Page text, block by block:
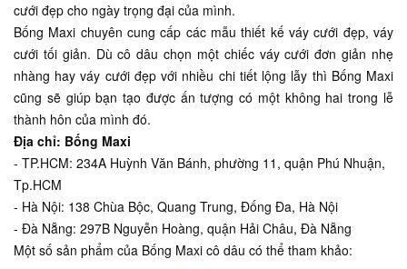
cưới đẹp cho ngày trọng đại của mình.
Bống Maxi chuyên cung cấp các mẫu thiết kế váy cưới đẹp, váy
cưới tối giản. Dù cô dâu chọn một chiếc váy cưới đơn giản nhẹ
nhàng hay váy cưới đẹp với nhiều chi tiết lộng lẫy thì Bống Maxi
cũng sẽ giúp bạn tạo được ấn tượng có một không hai trong lễ
thành hôn của mình đó.
Địa chỉ: Bống Maxi
- TP.HCM: 234A Huỳnh Văn Bánh, phường 11, quận Phú Nhuận,
Tp.HCM
- Hà Nội: 138 Chùa Bộc, Quang Trung, Đống Đa, Hà Nội
- Đà Nẵng: 297B Nguyễn Hoàng, quận Hải Châu, Đà Nẵng
Một số sản phẩm của Bống Maxi cô dâu có thể tham khảo: